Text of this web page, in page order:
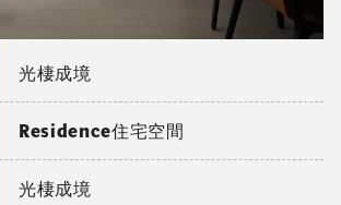
光棲成境
Residence住宅空間
光棲成境